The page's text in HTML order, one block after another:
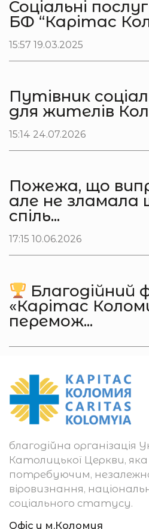
Соціальні
БФ “Карітас
15:57 19.03.2025
Путівник
для жителів
15:14 24.07.2026
Пожежа, що
але не зламала
спіль...
17:15 10.06.2026
Благодійний
«Карітас
перемож...
благодійна організація
Католицької Церкви,
потребуючим, незалежно
віровизнання,
соціального статусу.
Офіс у м.Коломия